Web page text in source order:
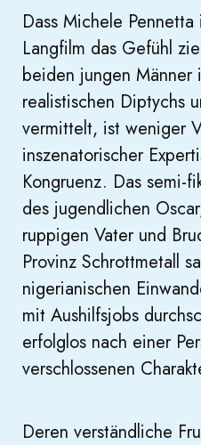
Dass Michele
Langfilm das Gefühl
beiden jungen
realistischen Diptychs
vermittelt, ist weniger
inszenatorischer
Kongruenz. Das semi-
des jugendlichen
ruppigen Vater und
Provinz Schrottmetall
nigerianischen
mit Aushilfsjobs
erfolglos nach einer
verschlossenen
Deren verständliche